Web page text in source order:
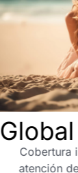
Cobertura
atención